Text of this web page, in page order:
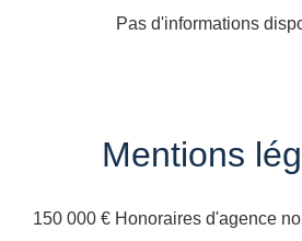
Pas d'informations
Mentions
150 000 € Honoraires d'agence